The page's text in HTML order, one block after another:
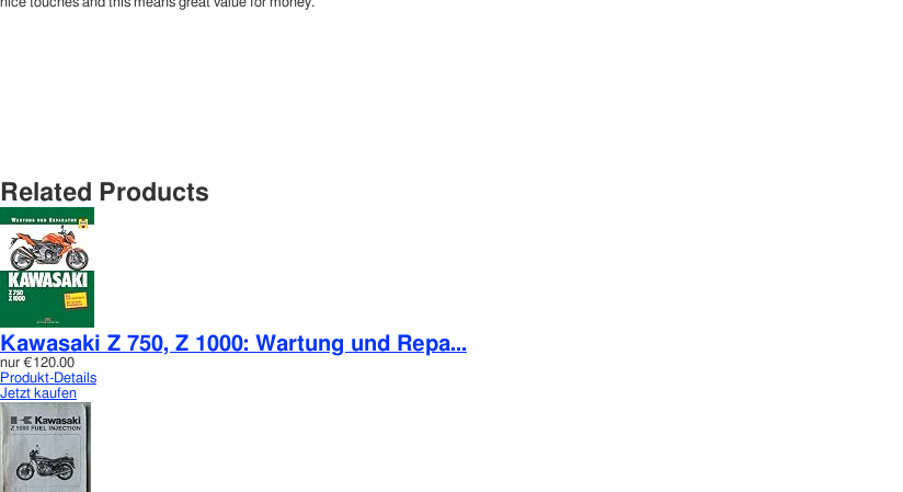
Related Products
Kawasaki Z 750, Z 1000: Wartung und Repa...
nur €120.00
Produkt-Details
Jetzt kaufen